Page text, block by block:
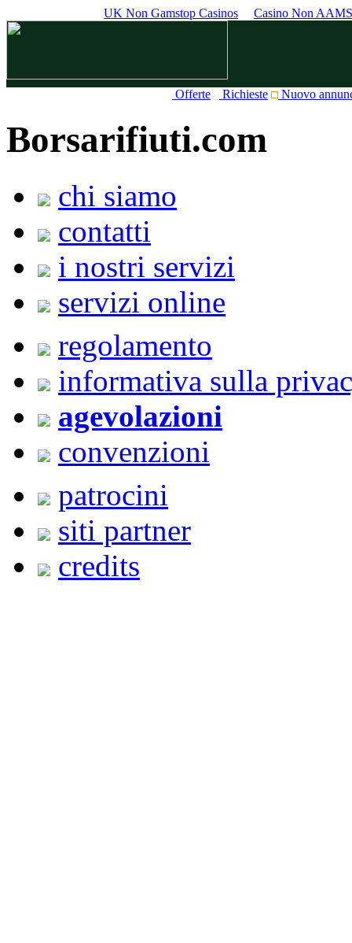
UK Non Gamstop Casinos Casino Non AAMS
Offerte Richieste Nuovo
Borsarifiuti.com
chi siamo
contatti
i nostri servizi
servizi online
regolamento
informativa sulla
agevolazioni
convenzioni
patrocini
siti partner
credits